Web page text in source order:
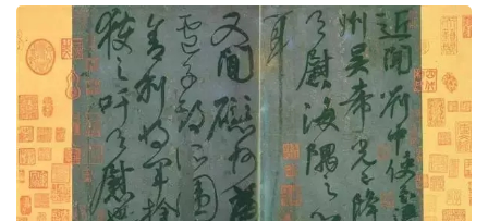
（隋）智永《千字文》
吾之厌者有三，诗人之诗，书法家之书法及料理人之料理。
——江川澜《夏目漱石的百合》